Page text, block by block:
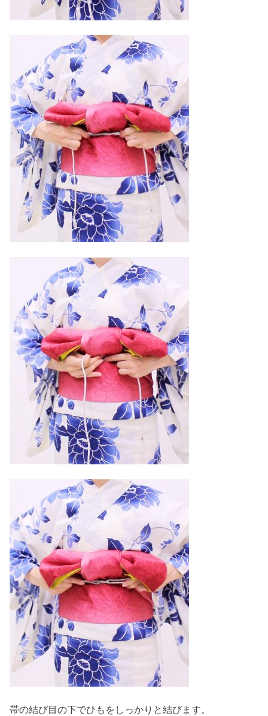
帯の結び目の下でひもをしっかりと結びます。